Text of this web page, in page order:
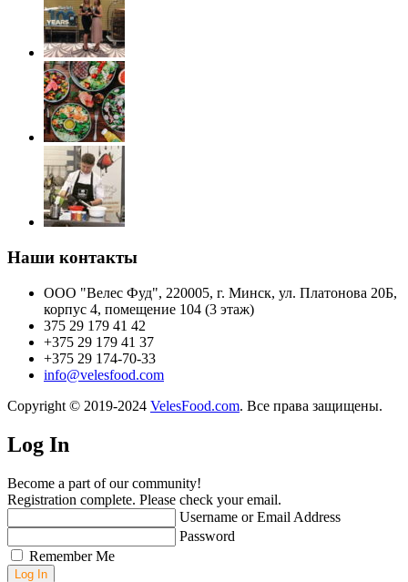
Наши контакты
ООО "Велес Фуд", 220005, г. Минск, ул. Платонова 20Б,
корпус 4, помещение 104 (3 этаж)
375 29 179 41 42
+375 29 179 41 37
+375 29 174-70-33
info@velesfood.com
Copyright © 2019-2024 VelesFood.com. Все права защищены.
Log In
Become a part of our community!
Registration complete. Please check your email.
Username or Email Address
Password
Remember Me